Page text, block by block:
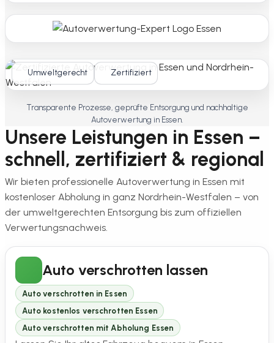
Umweltgerecht Zertifiziert
Transparente Prozesse, geprüfte Entsorgung und nachhaltige
Autoverwertung in Essen.
Unsere Leistungen in Essen –
schnell, zertifiziert & regional
Wir bieten professionelle Autoverwertung in Essen mit
kostenloser Abholung in ganz Nordrhein-Westfalen – von
der umweltgerechten Entsorgung bis zum offiziellen
Verwertungsnachweis.
Auto verschrotten lassen
Auto verschrotten in Essen
Auto kostenlos verschrotten Essen
Auto verschrotten mit Abholung Essen